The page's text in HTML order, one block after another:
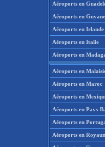
Aéroports en
Aéroports en
Aéroports en Irlande
Aéroports en Italie
Aéroports en
Aéroports en
Aéroports en Maroc
Aéroports en
Aéroports en Pays-
Aéroports en
Aéroports en